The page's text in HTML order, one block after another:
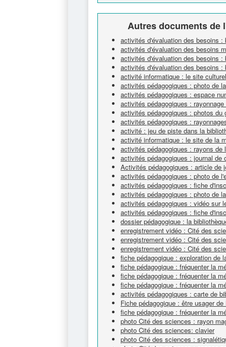
Autres documents de
activités d'évaluation des besoins :
activités d'évaluation des besoins
activités d'évaluation des besoins :
activités d'évaluation des besoins :
activité informatique : le site
activités pédagogiques : photo de
activités pédagogiques : espace
activités pédagogiques :
activités pédagogiques : photos du
activités pédagogiques :
activité : jeu de piste dans la
activité informatique : le site de la
activités pédagogiques : rayons de
activités pédagogiques : journal de
Activités pédagogiques : article de
activités pédagogiques : photo de
activités pédagogiques : fiche
activités pédagogiques : photo de
activités pédagogiques : vidéo sur
activités pédagogiques : fiche
dossier pédagogique : la
enregistrement vidéo : Cité des
enregistrement vidéo : Cité des
enregistrement vidéo : Cité des
fiche pédagogique : exploration de
fiche pédagogique : fréquenter la
fiche pédagogique : fréquenter la
fiche pédagogique : fréquenter la
activités pédagogiques : carte de
Fiche pédagogique : être usager
fiche pédagogique : fréquenter la
photo Cité des sciences : rayon
photo Cité des sciences: clavier
photo Cité des sciences :